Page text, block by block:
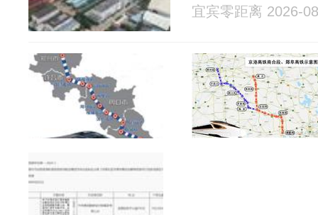
宜宾零距离 2026-